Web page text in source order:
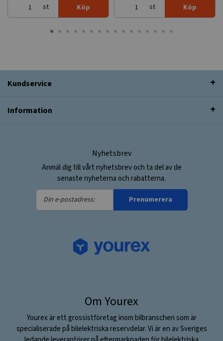
st Köp st Köp
Kundservice
Information
Nyhetsbrev
Anmäl dig till vårt nyhetsbrev och ta del av de
senaste nyheterna och rabatterna.
Din
e-
Prenumerera
Om Yourex
Yourex är ett grossistföretag inom bilbranschen som är
specialiserade på bilelektriska reservdelar. Vi är en av Sveriges